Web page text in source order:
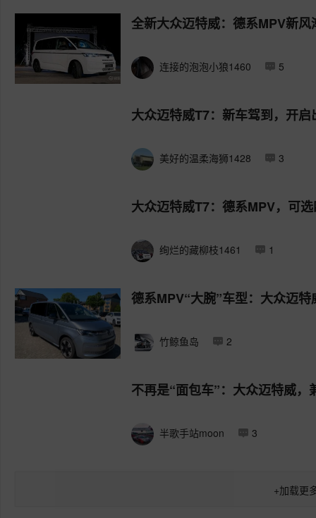
全新大众迈特威：德系MPV新
连接的泡泡小狼1460 5
大众迈特威T7：新车驾到，开启
美好的温柔海狮1428 3
大众迈特威T7：德系MPV，可
绚烂的藏柳枝1461 1
德系MPV“大腕”车型：大众迈
竹鲸鱼岛 2
不再是“面包车”：大众迈特威
半歌手站moon 3
+加载更